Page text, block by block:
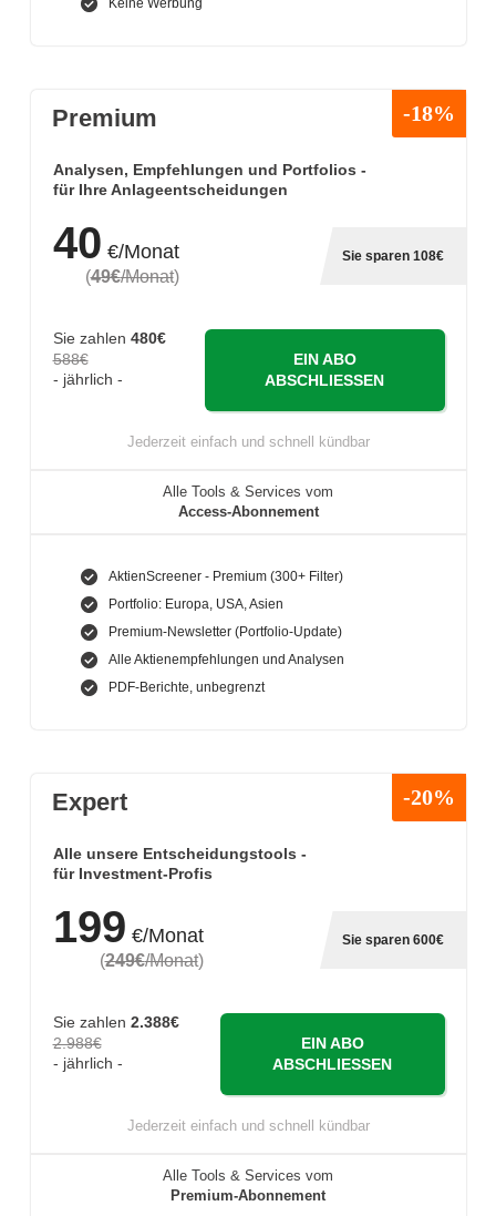
Keine Werbung
Premium -18%
Analysen, Empfehlungen und Portfolios -
für Ihre Anlageentscheidungen
40 €/Monat
(49€/Monat)
Sie sparen 108€
Sie zahlen 480€
588€
- jährlich -
EIN ABO
ABSCHLIESSEN
Jederzeit einfach und schnell kündbar
Alle Tools & Services vom
Access-Abonnement
AktienScreener - Premium (300+ Filter)
Portfolio: Europa, USA, Asien
Premium-Newsletter (Portfolio-Update)
Alle Aktienempfehlungen und Analysen
PDF-Berichte, unbegrenzt
Expert -20%
Alle unsere Entscheidungstools -
für Investment-Profis
199 €/Monat
(249€/Monat)
Sie sparen 600€
Sie zahlen 2.388€
2.988€
- jährlich -
EIN ABO
ABSCHLIESSEN
Jederzeit einfach und schnell kündbar
Alle Tools & Services vom
Premium-Abonnement